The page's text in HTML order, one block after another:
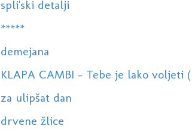
spli'ski detalji
*****
demejana
KLAPA CAMBI - Tebe je lako voljeti (
za ulipšat dan
drvene žlice